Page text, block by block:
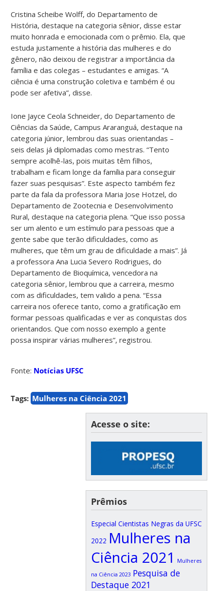
Cristina Scheibe Wolff, do Departamento de
História, destaque na categoria sênior, disse estar
muito honrada e emocionada com o prêmio. Ela, que
estuda justamente a história das mulheres e do
gênero, não deixou de registrar a importância da
família e das colegas – estudantes e amigas. “A
ciência é uma construção coletiva e também é ou
pode ser afetiva”, disse.
Ione Jayce Ceola Schneider, do Departamento de
Ciências da Saúde, Campus Araranguá, destaque na
categoria júnior, lembrou das suas orientandas –
seis delas já diplomadas como mestras. “Tento
sempre acolhê-las, pois muitas têm filhos,
trabalham e ficam longe da família para conseguir
fazer suas pesquisas”. Este aspecto também fez
parte da fala da professora Maria Jose Hotzel, do
Departamento de Zootecnia e Desenvolvimento
Rural, destaque na categoria plena. “Que isso possa
ser um alento e um estímulo para pessoas que a
gente sabe que terão dificuldades, como as
mulheres, que têm um grau de dificuldade a mais”. Já
a professora Ana Lucia Severo Rodrigues, do
Departamento de Bioquímica, vencedora na
categoria sênior, lembrou que a carreira, mesmo
com as dificuldades, tem valido a pena. “Essa
carreira nos oferece tanto, como a gratificação em
formar pessoas qualificadas e ver as conquistas dos
orientandos. Que com nosso exemplo a gente
possa inspirar várias mulheres”, registrou.
Fonte: Notícias UFSC
Tags: Mulheres na Ciência 2021
Acesse o site:
Prêmios
Especial Cientistas Negras da UFSC
2022 Mulheres na
Ciência 2021
Mulheres
na Ciência 2023 Pesquisa de
Destaque 2021